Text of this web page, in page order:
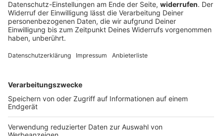
Fußball-Zweitligist Nürnberg setzt auf Kontinuität:
Drei Vorstände bleiben an Bord, um den Weg Richtung
Bundesliga weiterzugehen.
DEINE GEMERKTEN ARTIKEL
Du hast dir noch keine Artikel gemerkt